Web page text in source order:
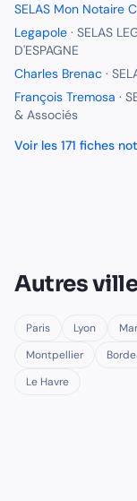
SELAS Mon Notaire
Legapole · SELAS
D'ESPAGNE
Charles Brenac ·
François Tremosa ·
& Associés
Voir les 171 fiches
Autres
Paris Lyon
Montpellier
Le Havre